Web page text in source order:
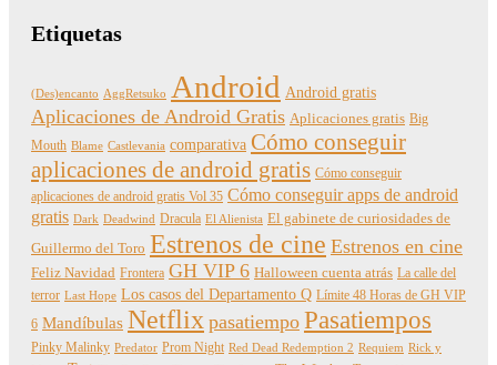
Etiquetas
(Des)encanto AggRetsuko Android Android gratis
Aplicaciones de Android Gratis Aplicaciones gratis Big
Mouth Blame Castlevania comparativa Cómo conseguir
aplicaciones de android gratis Cómo conseguir
aplicaciones de android gratis Vol 35 Cómo conseguir apps de android
gratis Dark Deadwind Dracula El Alienista El gabinete de curiosidades de
Guillermo del Toro Estrenos de cine Estrenos en cine
Feliz Navidad Frontera GH VIP 6 Halloween cuenta atrás La calle del
terror Last Hope Los casos del Departamento Q Límite 48 Horas de GH VIP
6 Mandíbulas Netflix pasatiempo Pasatiempos
Pinky Malinky Predator Prom Night Red Dead Redemption 2 Requiem Rick y